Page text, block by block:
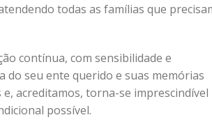
todas as famílias que
contínua, com sensibilidade e
do seu ente querido e suas memórias
acreditamos, torna-se imprescindível
possível.